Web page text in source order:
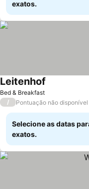
exatos.
Bed & Breakfast
Leitenhof
/ Pontuação não disponível
Selecione as datas
exatos.